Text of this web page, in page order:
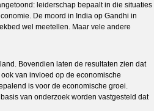
leiderschap bepaalt in die situaties
De moord in India op Gandhi in
wel meetellen. Maar vele andere
Bovendien laten de resultaten zien dat
van invloed op de economische
is voor de economische groei.
van onderzoek worden vastgesteld dat